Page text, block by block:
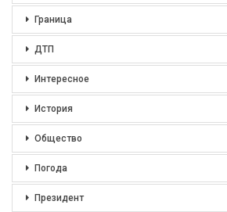
Граница
ДТП
Интересное
История
Общество
Погода
Президент